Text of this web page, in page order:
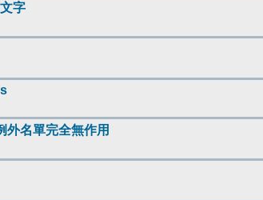
字
外名單完全無作用